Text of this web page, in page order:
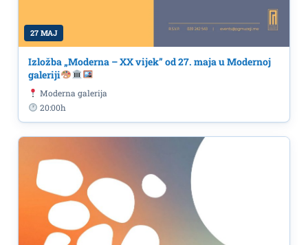
27 MAJ
Izložba „Moderna – XX vijek” od 27. maja u Modernoj
galeriji
Moderna galerija
20:00h